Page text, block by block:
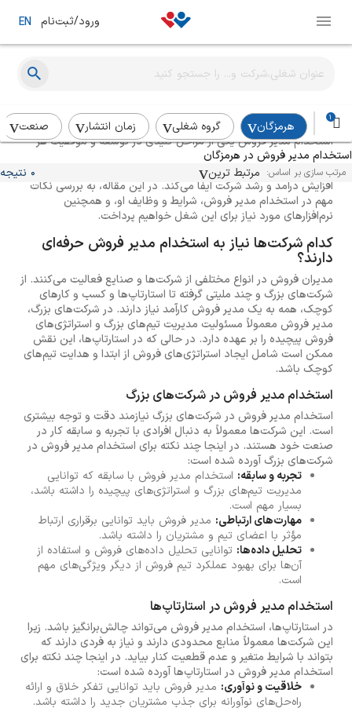
ورود/ثبت‌نام EN
1
هرمزگان گروه شغلی زمان انتشار
صنعت
استخدام مدیر فروش در هرمزگان
مرتب سازی بر اساس: مرتبط ترین 0 نتیجه
راهنمای استخدام مدیر فروش
استخدام مدیر فروش یکی از مراحل کلیدی در توسعه و موفقیت هر
کسب و کار است. مدیر فروش به عنوان فردی که مسئولیت هدایت تیم
فروش و تحقق اهداف فروش را بر عهده دارد، نقش بسیار مهمی در
افزایش درآمد و رشد شرکت ایفا می‌کند. در این مقاله، به بررسی نکات
مهم در استخدام مدیر فروش، شرایط و وظایف او، و همچنین
نرم‌افزارهای مورد نیاز برای این شغل خواهیم پرداخت.
کدام شرکت‌ها نیاز به استخدام مدیر فروش حرفه‌ای
دارند؟
مدیران فروش در انواع مختلفی از شرکت‌ها و صنایع فعالیت می‌کنند. از
شرکت‌های بزرگ و چند ملیتی گرفته تا استارتاپ‌ها و کسب و کارهای
کوچک، همه به یک مدیر فروش کارآمد نیاز دارند. در شرکت‌های بزرگ،
مدیر فروش معمولاً مسئولیت مدیریت تیم‌های بزرگ و استراتژی‌های
فروش پیچیده را بر عهده دارد. در حالی که در استارتاپ‌ها، این نقش
ممکن است شامل ایجاد استراتژی‌های فروش از ابتدا و هدایت تیم‌های
کوچک باشد.
استخدام مدیر فروش در شرکت‌های بزرگ
استخدام مدیر فروش در شرکت‌های بزرگ نیازمند دقت و توجه بیشتری
است. این شرکت‌ها معمولاً به دنبال افرادی با تجربه و سابقه کار در
صنعت خود هستند. در اینجا چند نکته برای استخدام مدیر فروش در
شرکت‌های بزرگ آورده شده است:
تجربه و سابقه: استخدام مدیر فروش با سابقه که توانایی
مدیریت تیم‌های بزرگ و استراتژی‌های پیچیده را داشته باشد،
بسیار مهم است.
مهارت‌های ارتباطی: مدیر فروش باید توانایی برقراری ارتباط
مؤثر با اعضای تیم و مشتریان را داشته باشد.
تحلیل داده‌ها: توانایی تحلیل داده‌های فروش و استفاده از
آن‌ها برای بهبود عملکرد تیم فروش از دیگر ویژگی‌های مهم
است.
استخدام مدیر فروش در استارتاپ‌ها
در استارتاپ‌ها، استخدام مدیر فروش می‌تواند چالش‌برانگیز باشد. زیرا
این شرکت‌ها معمولاً منابع محدودی دارند و نیاز به فردی دارند که
بتواند با شرایط متغیر و عدم قطعیت کنار بیاید. در اینجا چند نکته برای
استخدام مدیر فروش در استارتاپ‌ها آورده شده است:
خلاقیت و نوآوری: مدیر فروش باید توانایی تفکر خلاق و ارائه
راه‌حل‌های نوآورانه برای جذب مشتریان جدید را داشته باشد.